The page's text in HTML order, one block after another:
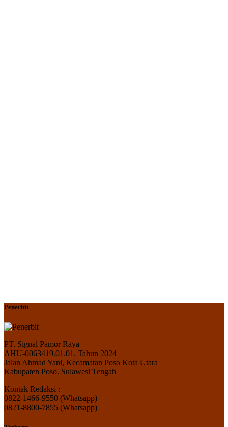
Penerbit
PT. Signal Pamor Raya
AHU-0063419.01.01. Tahun 2024
Jalan Ahmad Yani, Kecamatan Poso Kota Utara
Kabupaten Poso. Sulawesi Tengah
Kontak Redaksi :
0822-1466-9550 (Whatsapp)
0821-8800-7855 (Whatsapp)